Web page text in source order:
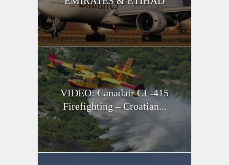
VIDEO: Canadair CL-415
Firefighting – Croatian...